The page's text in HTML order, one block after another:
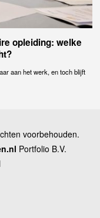
opleiding: welke
aan het werk, en toch blijft
voorbehouden.
Portfolio B.V.